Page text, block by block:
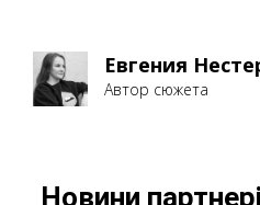
Евгения
Автор сюжета